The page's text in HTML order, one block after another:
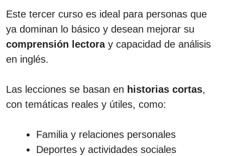
Este tercer curso es ideal para personas que
ya dominan lo básico y desean mejorar su
comprensión lectoray capacidad de análisis
en inglés.
Las lecciones se basan en historias cortas,
con temáticas reales y útiles, como:
Familia y relaciones personales
Deportes y actividades sociales